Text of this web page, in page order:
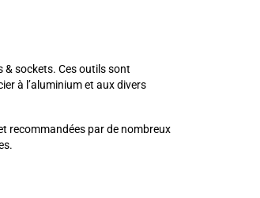
& sockets. Ces outils sont
à l’aluminium et aux divers
recommandées par de nombreux